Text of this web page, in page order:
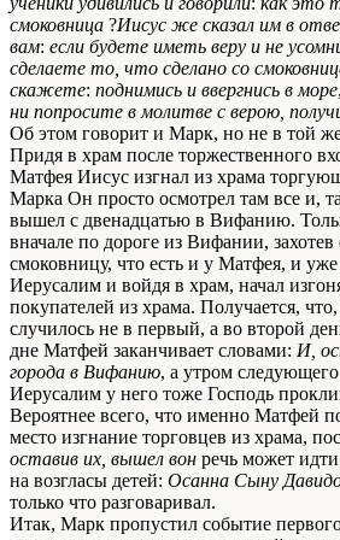
смоковница ?Иисус же сказал им в
вам: если будете иметь веру и не
сделаете то, что сделано со
скажете: поднимись и ввергнись в море
ни попросите в молитве с верою,
Об этом говорит и Марк, но не в той
Придя в храм после торжественного
Матфея Иисус изгнал из храма
Марка Он просто осмотрел там все и,
вышел с двенадцатью в Вифанию.
вначале по дороге из Вифании, захотев
смоковницу, что есть и у Матфея, и
Иерусалим и войдя в храм, начал
покупателей из храма. Получается,
случилось не в первый, а во второй
дне Матфей заканчивает словами: И,
города в Вифанию, а утром
Иерусалим у него тоже Господь
Вероятнее всего, что именно Матфей
место изгнание торговцев из храма,
оставив их, вышел вон речь может
на возгласы детей: Осанна Сыну
только что разговаривал.
Итак, Марк пропустил событие